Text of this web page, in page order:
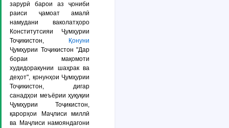
зарурӣ барои аз ҷониби
раиси ҷамоат амалӣ
намудани ваколатҳоро
Конститутсияи Ҷумҳурии
Тоҷикистон,
Қонуни
Ҷумҳурии Тоҷикистон "Дар
бораи мақомоти
худидоракунии шаҳрак ва
деҳот", қонунҳои Ҷумҳурии
Тоҷикистон, дигар
санадҳои меъёрии ҳуқуқии
Ҷумҳурии Тоҷикистон,
қарорҳои Маҷлиси миллӣ
ва Маҷлиси намояндагони